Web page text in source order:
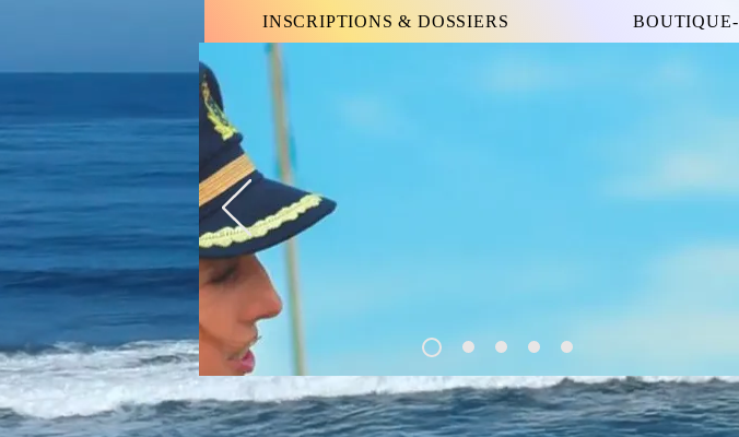
Check your
this page.
If that doesn’t
INSCRIPTIONS & DOSSIERS BOUTIQUE-